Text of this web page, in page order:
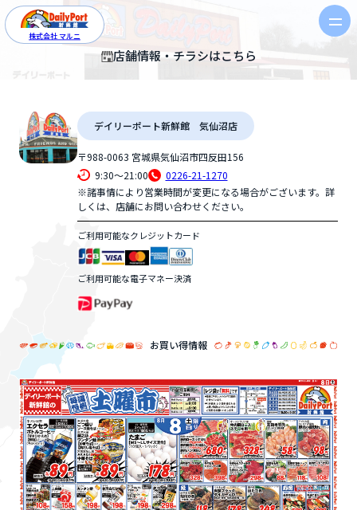
株式会社 マルニ
店舗情報・チラシはこちら
デイリーポート新鮮館 気仙沼店
〒988-0063 宮城県気仙沼市四反田156
9:30〜21:00
0226-21-1270
※諸事情により営業時間が変更になる場合がございます。詳
しくは、店舗にお問い合わせください。
ご利用可能なクレジットカード
ご利用可能な電子マネー決済
お買い得情報